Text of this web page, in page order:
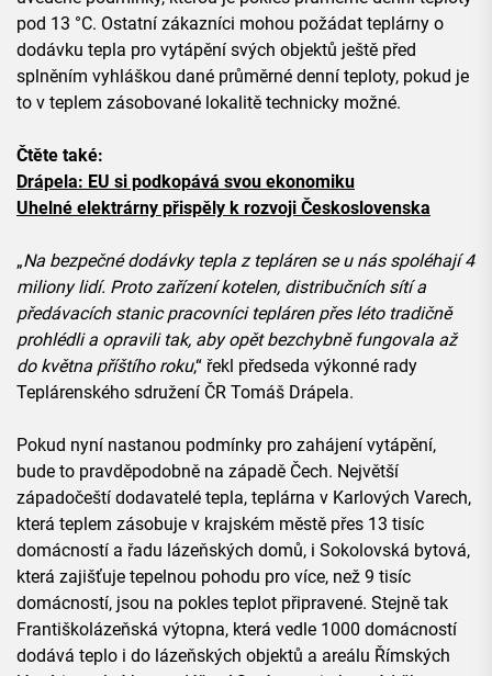
pod 13 °C. Ostatní zákazníci mohou požádat teplárny o
dodávku tepla pro vytápění svých objektů ještě před
splněním vyhláškou dané průměrné denní teploty, pokud je
to v teplem zásobované lokalitě technicky možné.
Čtěte také:
Drápela: EU si podkopává svou ekonomiku
Uhelné elektrárny přispěly k rozvoji Československa
„Na bezpečné dodávky tepla z tepláren se u nás spoléhají 4
miliony lidí. Proto zařízení kotelen, distribučních sítí a
předávacích stanic pracovníci tepláren přes léto tradičně
prohlédli a opravili tak, aby opět bezchybně fungovala až
do května příštího roku,“ řekl předseda výkonné rady
Teplárenského sdružení ČR Tomáš Drápela.
Pokud nyní nastanou podmínky pro zahájení vytápění,
bude to pravděpodobně na západě Čech. Největší
západočeští dodavatelé tepla, teplárna v Karlových Varech,
která teplem zásobuje v krajském městě přes 13 tisíc
domácností a řadu lázeňských domů, i Sokolovská bytová,
která zajišťuje tepelnou pohodu pro více, než 9 tisíc
domácností, jsou na pokles teplot připravené. Stejně tak
Františkolázeňská výtopna, která vedle 1000 domácností
dodává teplo i do lázeňských objektů a areálu Římských